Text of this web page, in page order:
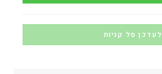
לעדכן סל קניות